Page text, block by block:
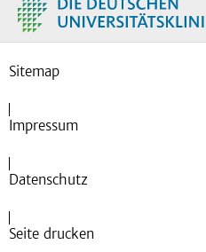
Sitemap
Impressum
Datenschutz
Seite drucken